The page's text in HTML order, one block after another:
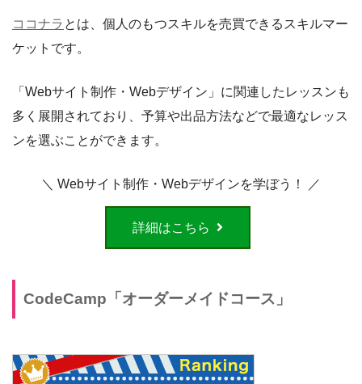
ココナラ とは、個人のもつスキルを売買できるスキルマー
ケットです。
「Webサイト制作・Webデザイン」に関連したレッスンも
多く展開されており、予算や出品方法などで最適なレッス
ンを選ぶことができます。
＼ Webサイト制作・Webデザインを学ぼう！ ／
詳細はこちら
CodeCamp「オーダーメイドコース」